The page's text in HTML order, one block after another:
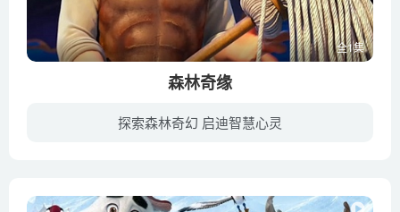
全1集
森林奇缘
探索森林奇幻 启迪智慧心灵